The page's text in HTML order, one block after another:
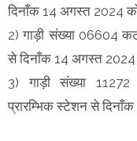
दिनाँक 14 अगस्त 2024
2) गाड़ी संख्या 06604
से दिनाँक 14 अगस्त 2024
3) गाड़ी संख्या 11272
प्रारम्भिक स्टेशन से